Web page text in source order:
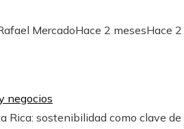
MercadoHace 2 mesesHace 2
negocios
Rica: sostenibilidad como clave de